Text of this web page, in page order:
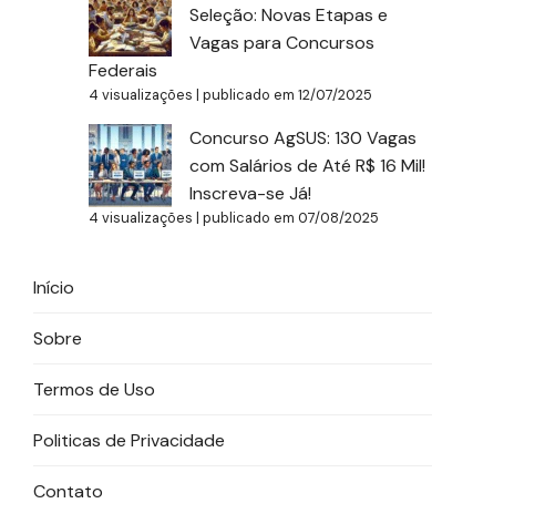
Seleção: Novas Etapas e
Vagas para Concursos
Federais
4 visualizações | publicado em 12/07/2025
Concurso AgSUS: 130 Vagas
com Salários de Até R$ 16 Mil!
Inscreva-se Já!
4 visualizações | publicado em 07/08/2025
Início
Sobre
Termos de Uso
Politicas de Privacidade
Contato